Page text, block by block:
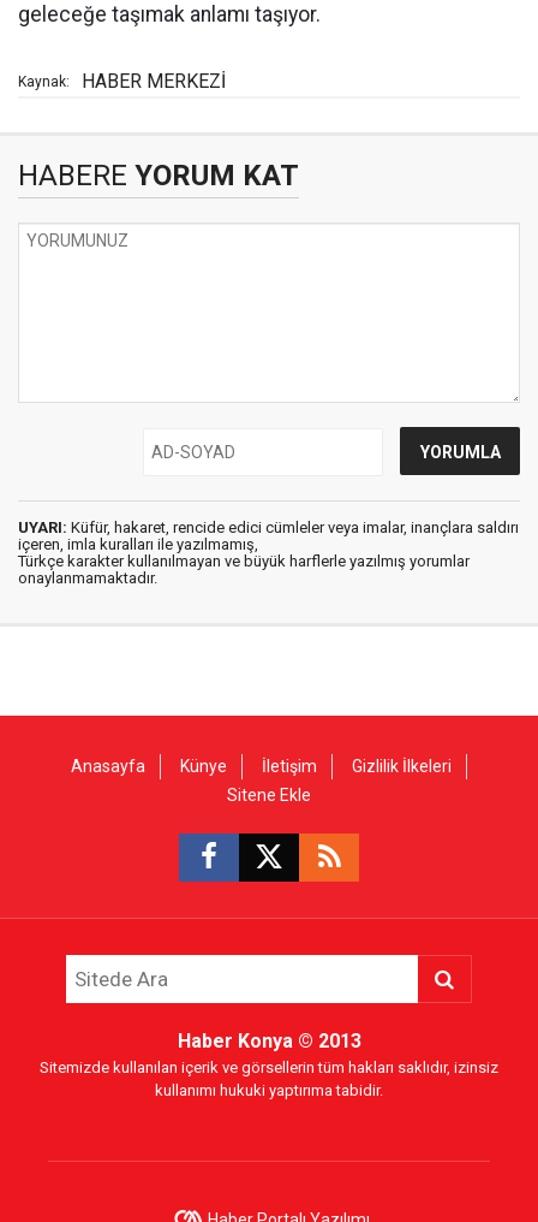
geleceğe taşımak anlamı taşıyor.
Kaynak: HABER MERKEZİ
HABERE YORUM KAT
UYARI: Küfür, hakaret, rencide edici cümleler veya imalar, inançlara saldırı
içeren, imla kuralları ile yazılmamış,
Türkçe karakter kullanılmayan ve büyük harflerle yazılmış yorumlar
onaylanmamaktadır.
Anasayfa Künye İletişim
Gizlilik İlkeleri
Sitene Ekle
Haber Konya© 2013
Sitemizde kullanılan içerik ve görsellerin tüm hakları saklıdır, izinsiz
kullanımı hukuki yaptırıma tabidir.